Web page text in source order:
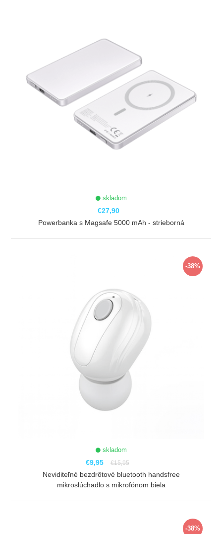
skladom
€27,90
Powerbanka s Magsafe 5000 mAh - strieborná
-38%
skladom
€9,95 €15,95
Neviditeľné bezdrôtové bluetooth handsfree
mikroslúchadlo s mikrofónom biela
-38%